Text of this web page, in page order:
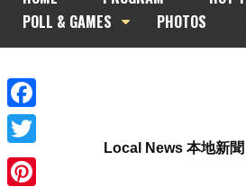
POLL & GAMES
PHOTOS
Facebook
Twitter
Local News 本地新聞